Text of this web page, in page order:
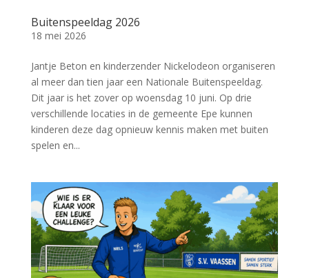
Buitenspeeldag 2026
18 mei 2026
Jantje Beton en kinderzender Nickelodeon organiseren
al meer dan tien jaar een Nationale Buitenspeeldag.
Dit jaar is het zover op woensdag 10 juni. Op drie
verschillende locaties in de gemeente Epe kunnen
kinderen deze dag opnieuw kennis maken met buiten
spelen en...